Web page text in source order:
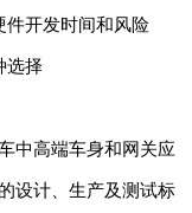
件开发时间和风险
选择
高端车身和网关应
设计、生产及测试标